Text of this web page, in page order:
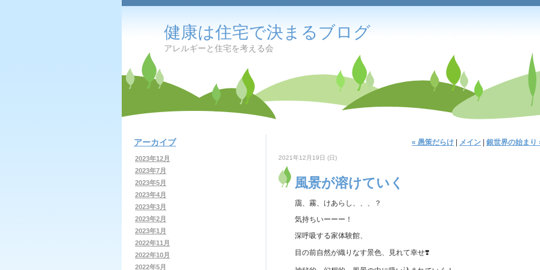
健康は住宅で決まるブログ
アレルギーと住宅を考える会
アーカイブ
2023年12月
2023年7月
2023年5月
2023年4月
2023年3月
2023年2月
2023年1月
2022年11月
2022年10月
2022年5月
« 愚策だらけ メイン 銀世界の始まり
2021年12月19日 (日)
風景が溶けていく
靄、霧、けあらし、、、？
気持ちいーーー！
深呼吸する家体験館、
目の前自然が織りなす景色、見れて幸せ❣️